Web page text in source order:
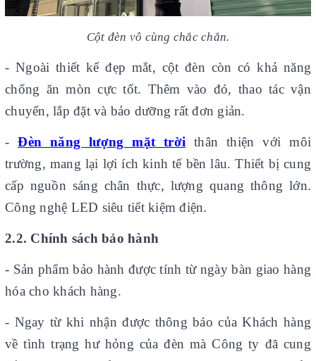
Cột đèn vô cùng chắc chắn.
- Ngoài thiết kế đẹp mắt, cột đèn còn có khả năng
chống ăn mòn cực tốt. Thêm vào đó, thao tác vận
chuyển, lắp đặt và bảo dưỡng rất đơn giản.
-Đèn năng lượng mặt trời thân thiện với môi
trường, mang lại lợi ích kinh tế bền lâu. Thiết bị cung
cấp nguồn sáng chân thực, lượng quang thông lớn.
Công nghệ LED siêu tiết kiệm điện.
2.2. Chính sách bảo hành
- Sản phẩm bảo hành được tính từ ngày bàn giao hàng
hóa cho khách hàng.
- Ngay từ khi nhận được thông báo của Khách hàng
về tình trạng hư hỏng của đèn mà Công ty đã cung